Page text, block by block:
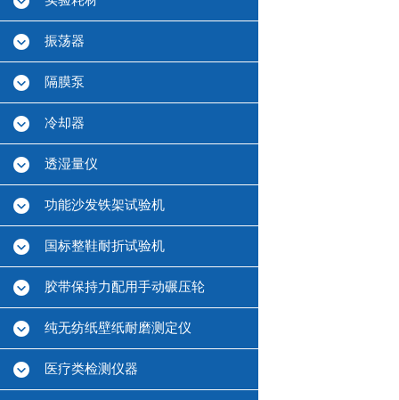
振荡器
隔膜泵
冷却器
透湿量仪
功能沙发铁架试验机
国标整鞋耐折试验机
胶带保持力配用手动碾压轮
纯无纺纸壁纸耐磨测定仪
医疗类检测仪器